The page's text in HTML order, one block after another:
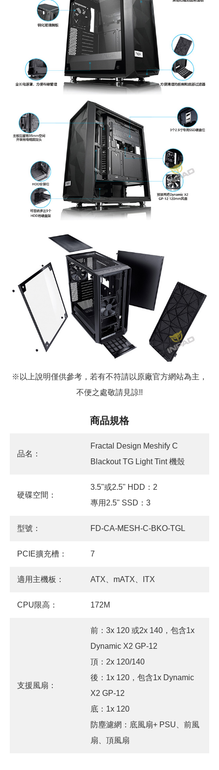
※以上說明僅供參考，若有不符請以原廠官方網站為主，
不便之處敬請見諒!!
商品規格
品名：
Fractal Design Meshify C
Blackout TG Light Tint 機殼
硬碟空間：
3.5"或2.5" HDD：2
專用2.5" SSD：3
型號： FD-CA-MESH-C-BKO-TGL
PCIE擴充槽： 7
適用主機板： ATX、mATX、ITX
CPU限高： 172M
支援風扇：
前：3x 120 或2x 140，包含1x
Dynamic X2 GP-12
頂：2x 120/140
後：1x 120，包含1x Dynamic
X2 GP-12
底：1x 120
防塵濾網：底風扇+ PSU、前風
扇、頂風扇